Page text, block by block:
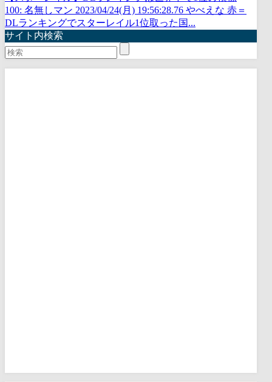
100: 名無しマン 2023/04/24(月) 19:56:28.76 やべえな 赤＝
DLランキングでスターレイル1位取った国...
サイト内検索